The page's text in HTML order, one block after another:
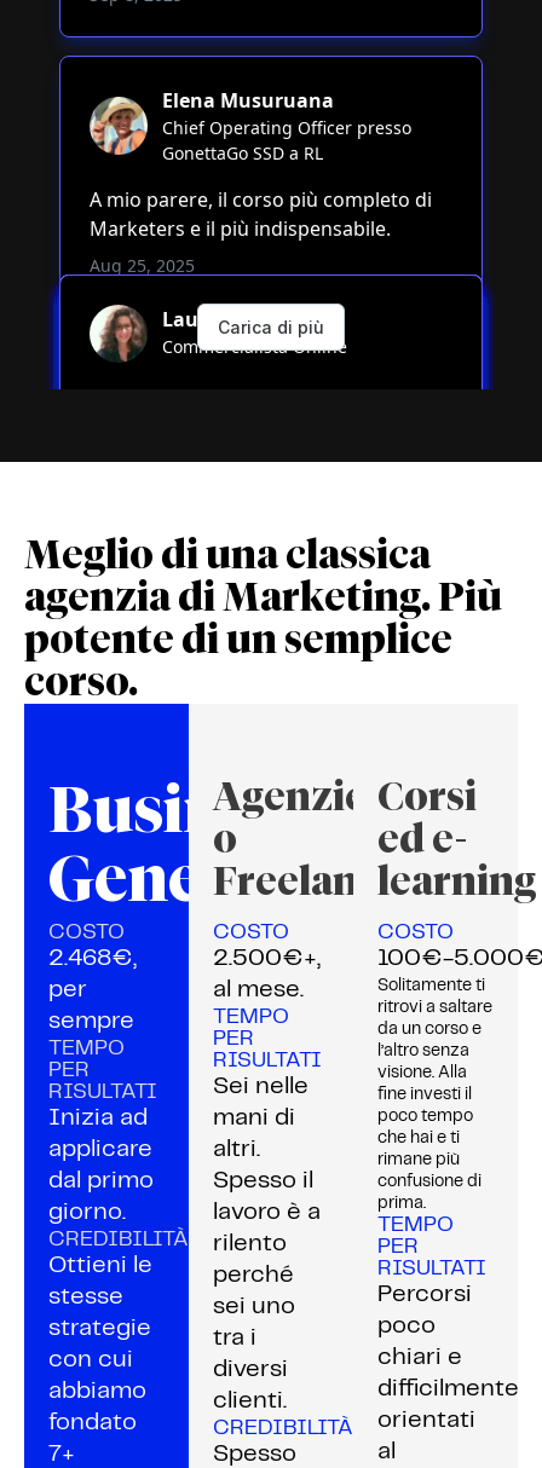
Meglio di una classica
agenzia di Marketing. Più
potente di un semplice
corso.
Business
Genetics
COSTO
2.468€,
per
sempre
TEMPO
PER
RISULTATI
Inizia ad
applicare
dal primo
giorno.
CREDIBILITÀ
Ottieni le
stesse
strategie
con cui
abbiamo
fondato
7+
Agenzie
o
Freelance
COSTO
2.500€+,
al mese.
TEMPO
PER
RISULTATI
Sei nelle
mani di
altri.
Spesso il
lavoro è a
rilento
perché
sei uno
tra i
diversi
clienti.
CREDIBILITÀ
Spesso
Corsi
ed e-
learning
COSTO
100€-
Solitamente ti
ritrovi a saltare
da un corso e
l’altro senza
visione. Alla
fine investi il
poco tempo
che hai e ti
rimane più
confusione di
prima.
TEMPO
PER
RISULTATI
Percorsi
poco
chiari e
difficilmente
orientati
al